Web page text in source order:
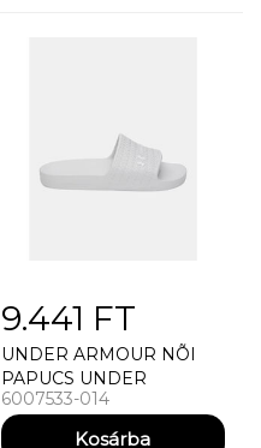
9.441 FT
UNDER ARMOUR NÕI
PAPUCS UNDER
ARMOUR UA W ARMR
SLIDE LITE
6007533-014